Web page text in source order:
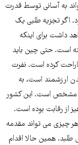
به آسانی توسط قدرت
اگر تجزیه طلبی یک
داشت برای اینکه
است. حتی چین باید
کرده است. نفرت
ارزشمند است، به
مشخص است. این کشور
از رقابت بوده است.
چیزی می تواند مقدمه
طلبد. همین حالا اقدام